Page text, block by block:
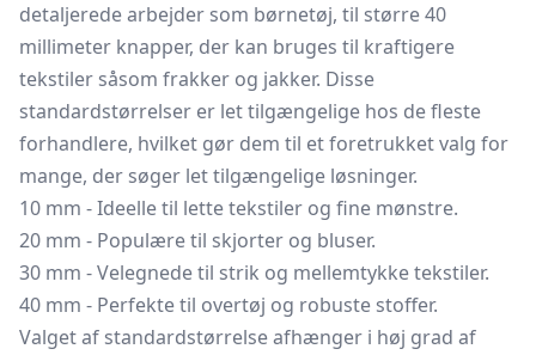
detaljerede arbejder som børnetøj, til større 40
millimeter knapper, der kan bruges til kraftigere
tekstiler såsom frakker og jakker. Disse
standardstørrelser er let tilgængelige hos de fleste
forhandlere, hvilket gør dem til et foretrukket valg for
mange, der søger let tilgængelige løsninger.
10 mm - Ideelle til lette tekstiler og fine mønstre.
20 mm - Populære til skjorter og bluser.
30 mm - Velegnede til strik og mellemtykke tekstiler.
40 mm - Perfekte til overtøj og robuste stoffer.
Valget af standardstørrelse afhænger i høj grad af